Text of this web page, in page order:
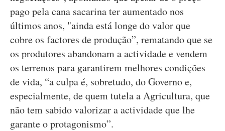
pago pela cana sacarina ter aumentado nos
últimos anos, "ainda está longe do valor que
cobre os factores de produção”, rematando que se
os produtores abandonam a actividade e vendem
os terrenos para garantirem melhores condições
de vida, “a culpa é, sobretudo, do Governo e,
especialmente, de quem tutela a Agricultura, que
não tem sabido valorizar a actividade que lhe
garante o protagonismo”.